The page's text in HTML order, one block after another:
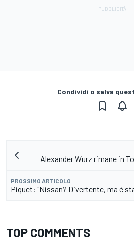
Condividi o salva
Alexander Wurz rimane in
PROSSIMO ARTICOLO
Piquet: "Nissan? Divertente, ma è
TOP COMMENTS